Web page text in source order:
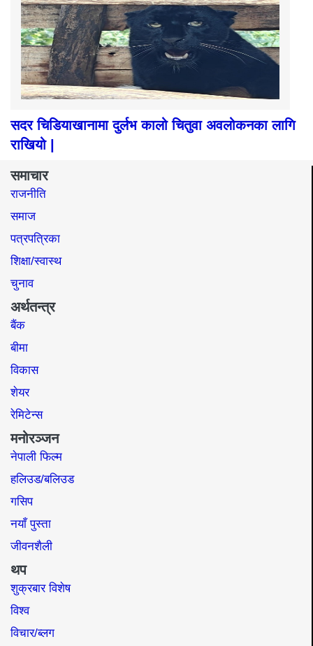
सदर चिडियाखानामा दुर्लभ कालो चितुवा अवलोकनका लागि
राखियो |
समाचार
राजनीति
समाज​
पत्रपत्रिका
शिक्षा/स्वास्थ
चुनाव
अर्थतन्त्र
बैंक
बीमा
विकास
शेयर
रेमिटेन्स
मनोरञ्जन
नेपाली फिल्म
हलिउड/बलिउड
गसिप
नयाँ पुस्ता
जीवनशैली
थप
शुक्रबार विशेष
विश्व
विचार/ब्लग